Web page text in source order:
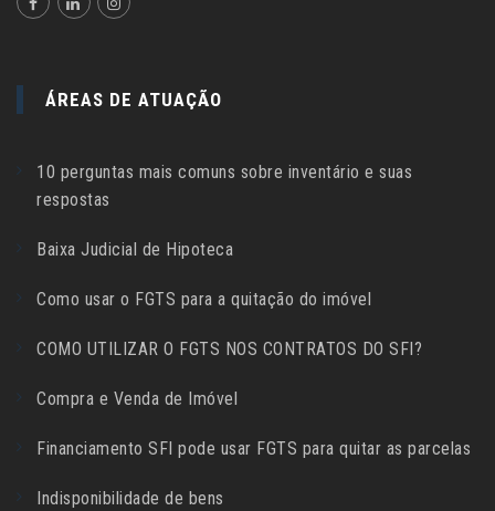
ÁREAS DE ATUAÇÃO
10 perguntas mais comuns sobre inventário e suas
respostas
Baixa Judicial de Hipoteca
Como usar o FGTS para a quitação do imóvel
COMO UTILIZAR O FGTS NOS CONTRATOS DO SFI?
Compra e Venda de Imóvel
Financiamento SFI pode usar FGTS para quitar as parcelas
Indisponibilidade de bens